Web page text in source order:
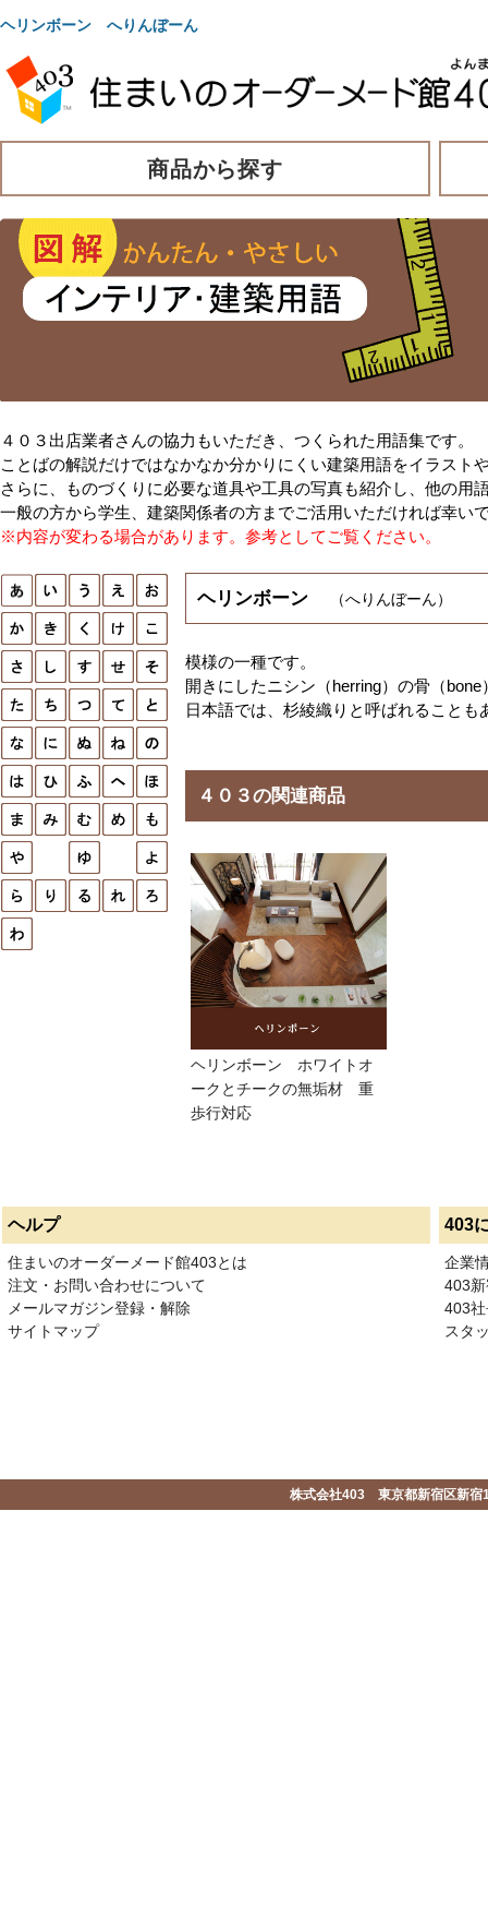
ヘリンボーン へりんぼーん
商品から探す
４０３出店業者さんの協力もいただき、つくられた用語集です。
ことばの解説だけではなかなか分かりにくい建築用語をイラスト
さらに、ものづくりに必要な道具や工具の写真も紹介し、他の
一般の方から学生、建築関係者の方までご活用いただければ幸い
※内容が変わる場合があります。参考としてご覧ください。
ヘリンボーン （へりんぼーん）
模様の一種です。
開きにしたニシン（herring）の骨（
日本語では、杉綾織りと呼ばれること
４０３の関連商品
ヘリンボーン ホワイトオ
ークとチークの無垢材 重
歩行対応
ヘルプ 403
住まいのオーダーメード館403とは
注文・お問い合わせについて
メールマガジン登録・解除
サイトマップ
企業
403
403
スタ
株式会社403 東京都新宿区新